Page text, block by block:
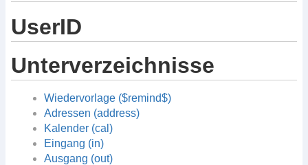
UserID
Unterverzeichnisse
Wiedervorlage ($remind$)
Adressen (address)
Kalender (cal)
Eingang (in)
Ausgang (out)